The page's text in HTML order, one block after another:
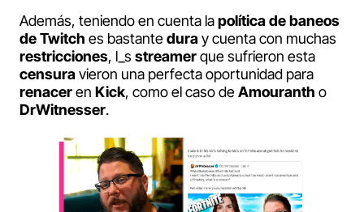
Además, teniendo en cuenta lapolítica de baneos
de Twitch es bastanteduray cuenta con muchas
restricciones, l_s streamerque sufrieron esta
censuravieron una perfecta oportunidad para
renaceren Kick, como el caso deAmouranth o
DrWitnesser.